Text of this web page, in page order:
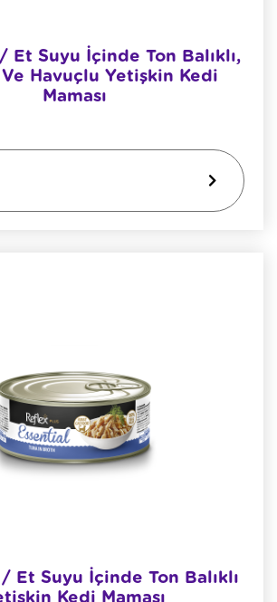
Et Suyu İçinde Ton Balıklı,
Havuçlu Yetişkin Kedi
Maması
Et Suyu İçinde Ton Balıklı
Kedi Maması